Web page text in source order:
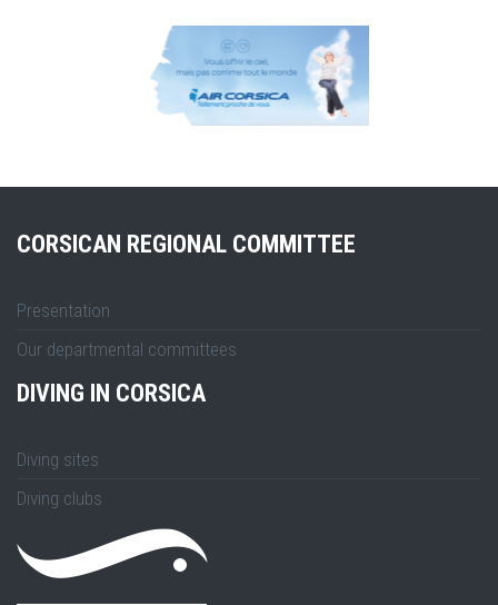
CORSICAN REGIONAL COMMITTEE
Presentation
Our departmental committees
DIVING IN CORSICA
Diving sites
Diving clubs